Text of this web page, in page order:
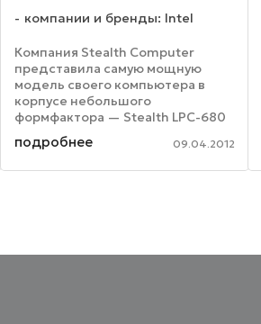
компании и бренды: Intel
Компания Stealth Computer
представила самую мощную
модель своего компьютера в
корпусе небольшого
формфактора — Stealth LPC-680
LittlePC. В аппаратную основу
новинки была заложена
подробнее 09.04.2012